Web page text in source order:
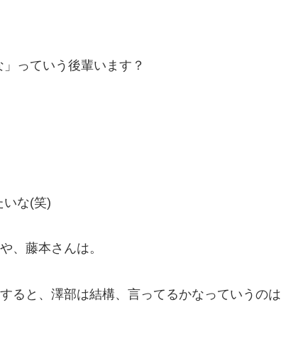
っていう後輩います？
いな(笑)
、藤本さんは。
ると、澤部は結構、言ってるかなっていうのは